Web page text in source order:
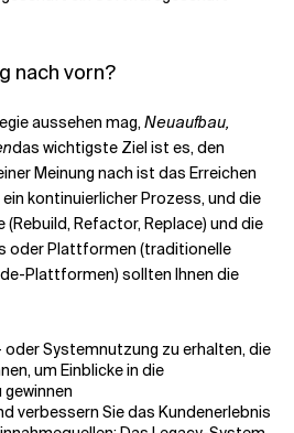
nach vorn?
aussehen mag,Neuaufbau,
das wichtigste Ziel ist es, den
Meinung nach ist das Erreichen
kontinuierlicher Prozess, und die
Refactor, Replace) und die
oder Plattformen (traditionelle
Plattformen) sollten Ihnen die
Systemnutzung zu erhalten, die
um Einblicke in die
verbessern Sie das Kundenerlebnis